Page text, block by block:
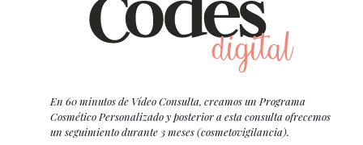
En 60 minutos de Vídeo Consulta, creamos un Programa
Cosmético Personalizado y posterior a esta consulta ofrecemos
un seguimiento durante 3meses (cosmetovigilancia).